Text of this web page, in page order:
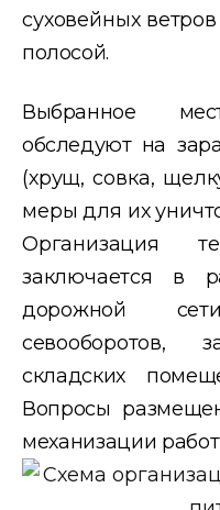
суховейных
полосой.
Выбранное
обследуют на
(хрущ, совка,
меры для их
Организация
заключается в
дорожной
севооборотов,
складских
Вопросы
механизации работ